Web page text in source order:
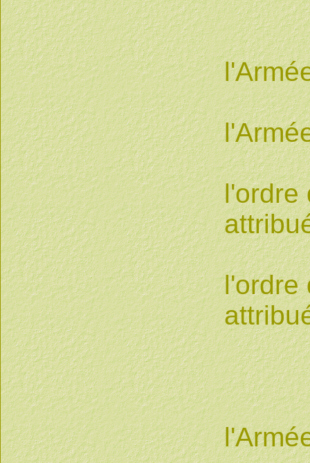
1
1
1
l'ordre
1
l'ordre
du
2